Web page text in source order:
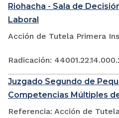
Riohacha - Sala de
Laboral
Acción de Tutela Primera
Radicación:
Juzgado Segundo de
Competencias Múltiples
Referencia: Acción de